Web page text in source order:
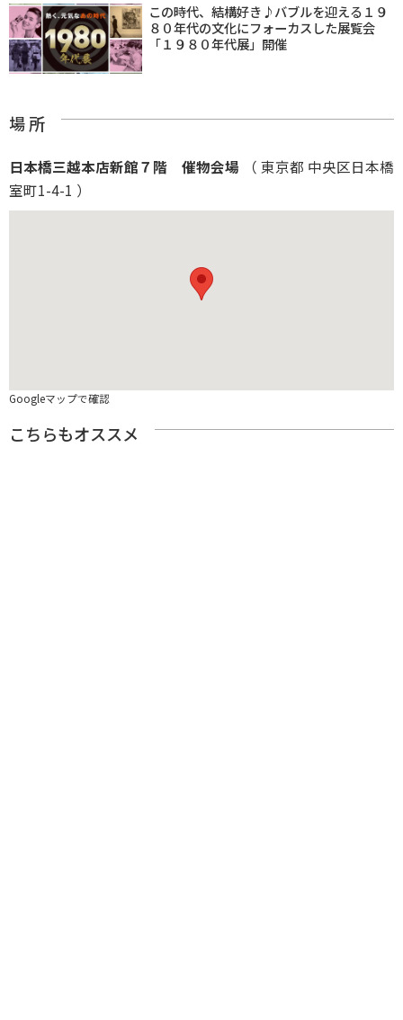
この時代、結構好き♪バブルを迎える１９
８０年代の文化にフォーカスした展覧会
「１９８０年代展」開催
場 所
日本橋三越本店新館７階 催物会場 （ 東京都 中央区日本橋
室町1-4-1 ）
Googleマップで確認
こちらもオススメ